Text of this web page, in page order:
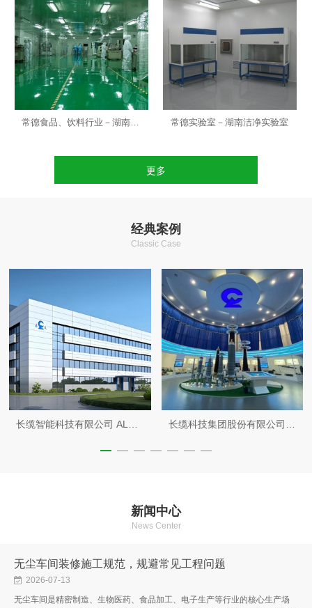
常德实验室－湖南洁净实验室
更多
经典案例
Classic Case
新闻中心
News Center
无尘车间装修施工规范，规避常见工程问题
2026-07-13
无尘车间是精密制造、生物医药、食品加工、电子生产等行业的核心生产场